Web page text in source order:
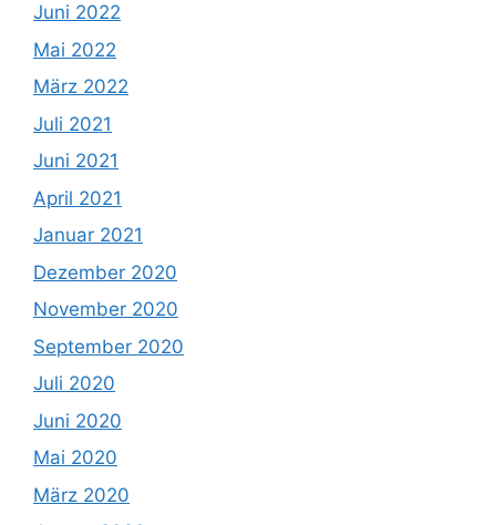
Juni 2022
Mai 2022
März 2022
Juli 2021
Juni 2021
April 2021
Januar 2021
Dezember 2020
November 2020
September 2020
Juli 2020
Juni 2020
Mai 2020
März 2020